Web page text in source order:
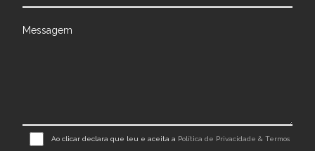
Messagem
Ao clicar declara que leu e aceita a Política de Privacidade & Termos